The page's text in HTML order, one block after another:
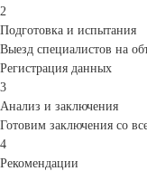
2
Подготовка и испытания
Выезд специалистов на
Регистрация данных
3
Анализ и заключения
Готовим заключения со
4
Рекомендации